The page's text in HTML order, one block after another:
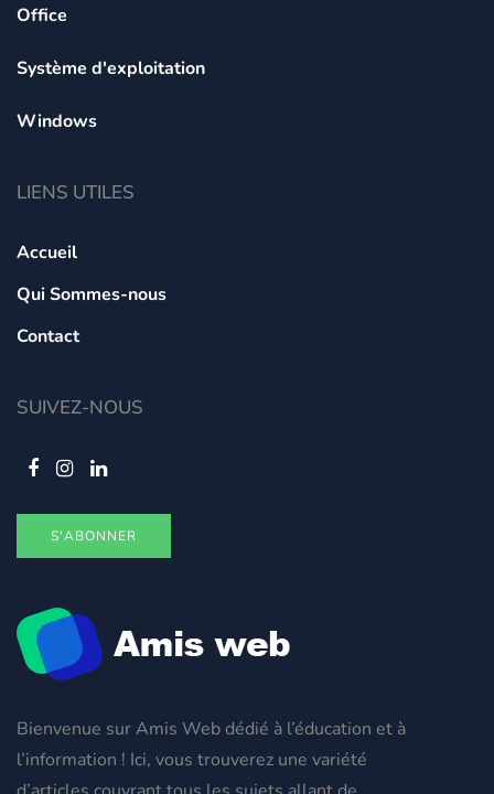
Bienvenue sur Amis Web dédié à l’éducation et à
l’information ! Ici, vous trouverez une variété
Office
Système d'exploitation
Windows
LIENS UTILES
Accueil
Qui Sommes-nous
Contact
SUIVEZ-NOUS
S'ABONNER